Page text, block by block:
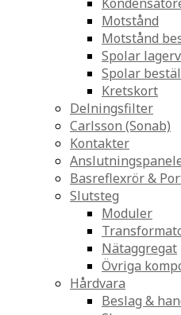
Motstånd
Motstånd
Spolar
Spolar
Kretskort
Delningsfilter
Carlsson (Sonab)
Kontakter
Basreflexrör &
Slutsteg
Moduler
Nätaggregat
Övriga
Hårdvara
Beslag &